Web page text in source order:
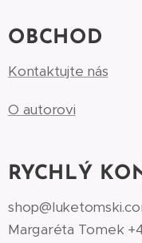
OBCHOD
Kontaktujte nás
O autorovi
RYCHLÝ
Margaréta Tomek